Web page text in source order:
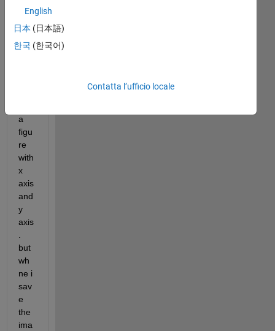
I
hav
a
figu
re
with
x
axis
and
y
axis
but
wh
ne i
sav
e
the
ima
English
日本 (日本語)
한국 (한국어)
Contatta l’ufficio locale